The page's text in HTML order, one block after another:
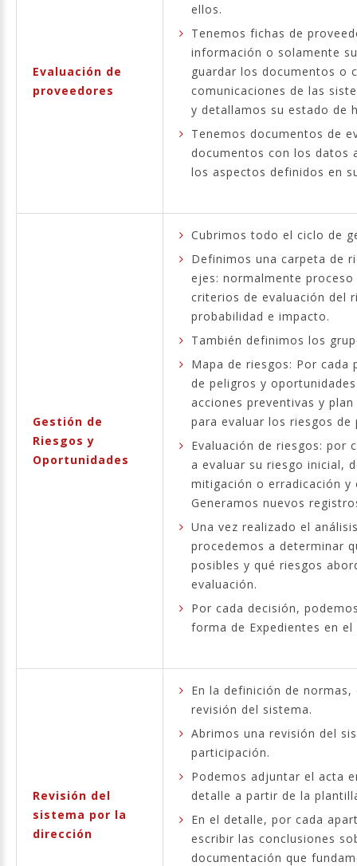
Evaluación de
proveedores
ellos.
Tenemos fichas de
información o solamente
guardar los documentos o
comunicaciones de las
y detallamos su estado de
Tenemos documentos de
documentos con los datos
los aspectos definidos en
Gestión de
Riesgos y
Oportunidades
Cubrimos todo el ciclo de
Definimos una carpeta de
ejes: normalmente
criterios de evaluación del
probabilidad e impacto.
También definimos los
Mapa de riesgos: Por
de peligros y
acciones preventivas y
para evaluar los riesgos de
Evaluación de riesgos: por
a evaluar su riesgo inicial,
mitigación o erradicación y
Generamos nuevos
Una vez realizado el
procedemos a determinar
posibles y qué riesgos
evaluación.
Por cada decisión,
forma de Expedientes en
Revisión del
sistema por la
dirección
En la definición de
revisión del sistema.
Abrimos una revisión del
participación.
Podemos adjuntar el acta
detalle a partir de la
En el detalle, por cada
escribir las conclusiones
documentación que